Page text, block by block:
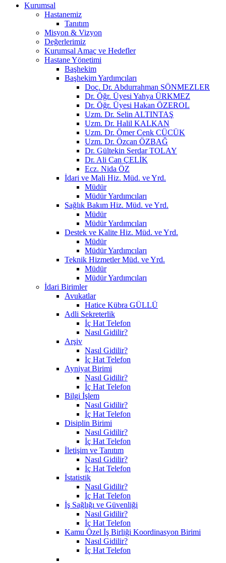
Kurumsal
Hastanemiz
Tanıtım
Misyon & Vizyon
Değerlerimiz
Kurumsal Amaç ve Hedefler
Hastane Yönetimi
Başhekim
Başhekim Yardımcıları
Doç. Dr. Abdurrahman SÖNMEZLER
Dr. Öğr. Üyesi Yahya ÜRKMEZ
Dr. Öğr. Üyesi Hakan ÖZEROL
Uzm. Dr. Selin ALTINTAŞ
Uzm. Dr. Halil KALKAN
Uzm. Dr. Ömer Cenk CÜCÜK
Uzm. Dr. Özcan ÖZBAĞ
Dr. Gültekin Serdar TOLAY
Dr. Ali Can ÇELİK
Ecz. Nida ÖZ
İdari ve Mali Hiz. Müd. ve Yrd.
Müdür
Müdür Yardımcıları
Sağlık Bakım Hiz. Müd. ve Yrd.
Müdür
Müdür Yardımcıları
Destek ve Kalite Hiz. Müd. ve Yrd.
Müdür
Müdür Yardımcıları
Teknik Hizmetler Müd. ve Yrd.
Müdür
Müdür Yardımcıları
İdari Birimler
Avukatlar
Hatice Kübra GÜLLÜ
Adli Sekreterlik
İç Hat Telefon
Nasıl Gidilir?
Arşiv
Nasıl Gidilir?
İç Hat Telefon
Ayniyat Birimi
Nasıl Gidilir?
İç Hat Telefon
Bilgi İşlem
Nasıl Gidilir?
İç Hat Telefon
Disiplin Birimi
Nasıl Gidilir?
İç Hat Telefon
İletişim ve Tanıtım
Nasıl Gidilir?
İç Hat Telefon
İstatistik
Nasıl Gidilir?
İç Hat Telefon
İş Sağlığı ve Güvenliği
Nasıl Gidilir?
İç Hat Telefon
Kamu Özel İş Birliği Koordinasyon Birimi
Nasıl Gidilir?
İç Hat Telefon